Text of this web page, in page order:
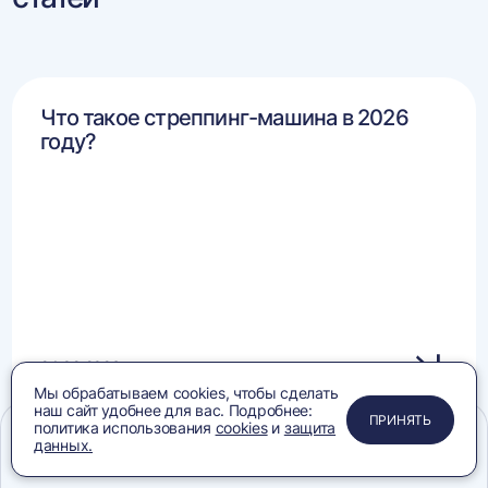
Что такое стреппинг-машина в 2026
году?
24.02.2026
ЗАКРЫТЬ
ЗАКРЫТЬ
ЗАКРЫТЬ
Мы обрабатываем cookies, чтобы сделать
наш сайт удобнее для вас. Подробнее:
политика использования cookiesи защита
данных.
ПРИНЯТЬ